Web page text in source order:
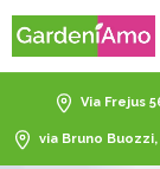
Via Frejus
via Bruno